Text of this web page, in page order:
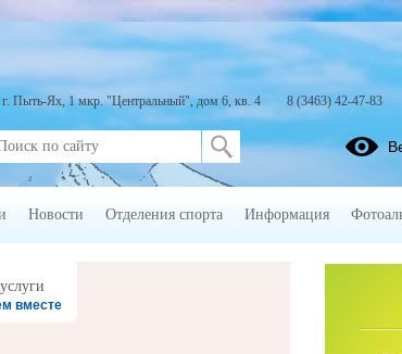
вместе
Пыть-Ях, 1 мкр. "Центральный", дом 6, кв. 4 8 (3463) 42-47-83
Новости Отделения спорта Информация